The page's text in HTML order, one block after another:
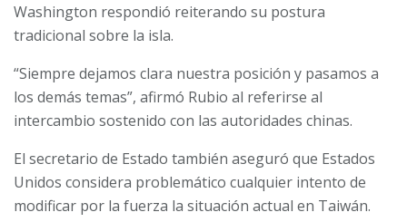
Washington respondió reiterando su postura
tradicional sobre la isla.
“Siempre dejamos clara nuestra posición y pasamos a
los demás temas”, afirmó Rubio al referirse al
intercambio sostenido con las autoridades chinas.
El secretario de Estado también aseguró que Estados
Unidos considera problemático cualquier intento de
modificar por la fuerza la situación actual en Taiwán.